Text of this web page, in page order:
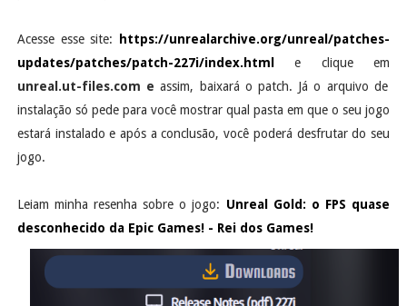
Acesse esse site: https://unrealarchive.org/unreal/patches-
updates/patches/patch-227i/index.htmle clique em
unreal.ut-files.com eassim, baixará o patch. Já o arquivo de
instalação só pede para você mostrar qual pasta em que o seu jogo
estará instalado e após a conclusão, você poderá desfrutar do seu
jogo.
Leiam minha resenha sobre o jogo: Unreal Gold: o FPS quase
desconhecido da Epic Games! - Rei dos Games!